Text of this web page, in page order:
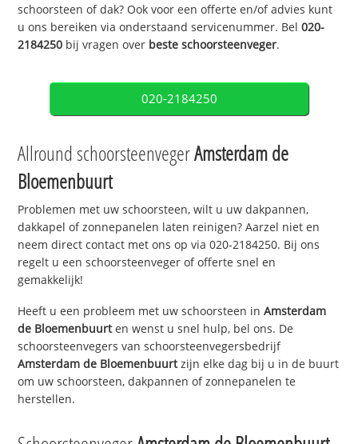
schoorsteen of dak? Ook voor een offerte en/of advies kunt
u ons bereiken via onderstaand servicenummer. Bel020-
2184250 bij vragen over beste schoorsteenveger.
020-2184250
Allround schoorsteenvegerAmsterdam de
Bloemenbuurt
Problemen met uw schoorsteen, wilt u uw dakpannen,
dakkapel of zonnepanelen laten reinigen? Aarzel niet en
neem direct contact met ons op via 020-2184250. Bij ons
regelt u een schoorsteenveger of offerte snel en
gemakkelijk!
Heeft u een probleem met uw schoorsteen inAmsterdam
de Bloemenbuurten wenst u snel hulp, bel ons. De
schoorsteenvegers van schoorsteenvegersbedrijf
Amsterdam de Bloemenbuurtzijn elke dag bij u in de buurt
om uw schoorsteen, dakpannen of zonnepanelen te
herstellen.